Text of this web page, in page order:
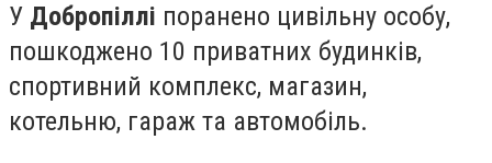
У Добропіллі поранено цивільну особу,
пошкоджено 10 приватних будинків,
спортивний комплекс, магазин,
котельню, гараж та автомобіль.